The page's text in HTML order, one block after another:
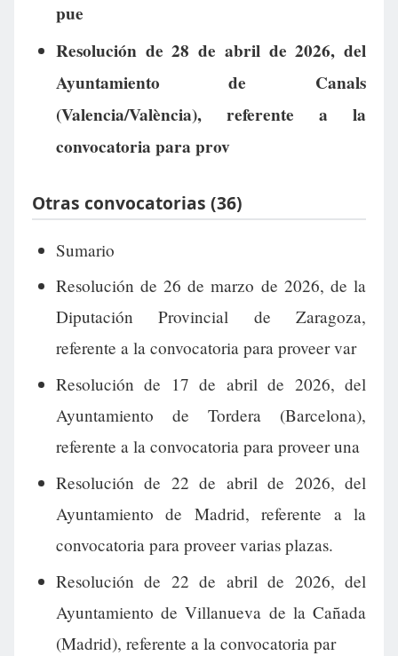
pue
Resolución de 28 de abril de 2026, del
Ayuntamiento de Canals
(Valencia/València), referente a la
convocatoria para prov
Otras convocatorias (36)
Sumario
Resolución de 26 de marzo de 2026, de la
Diputación Provincial de Zaragoza,
referente a la convocatoria para proveer var
Resolución de 17 de abril de 2026, del
Ayuntamiento de Tordera (Barcelona),
referente a la convocatoria para proveer una
Resolución de 22 de abril de 2026, del
Ayuntamiento de Madrid, referente a la
convocatoria para proveer varias plazas.
Resolución de 22 de abril de 2026, del
Ayuntamiento de Villanueva de la Cañada
(Madrid), referente a la convocatoria par